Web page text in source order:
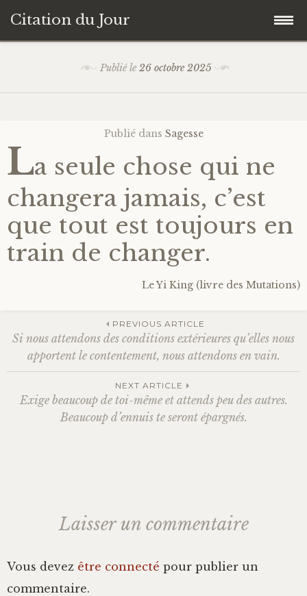
Citation du Jour
contenu
Savoir-être
Connaissance de soi
Sérénité
Bonheur
Conscience
Mission de vie
Emotions
Publié le 26 octobre 2025
Publié dans Sagesse
La seule chose qui ne
changera jamais, c’est
que tout est toujours en
train de changer.
Le Yi King (livre des Mutations)
Navigation
des
PREVIOUS ARTICLE
Si nous attendons des conditions extérieures qu’elles nous
apportent le contentement, nous attendons en vain.
NEXT ARTICLE
Exige beaucoup de toi-même et attends peu des autres.
Beaucoup d’ennuis te seront épargnés.
Laisser un commentaire
Vous devez être connecté pour publier un
commentaire.